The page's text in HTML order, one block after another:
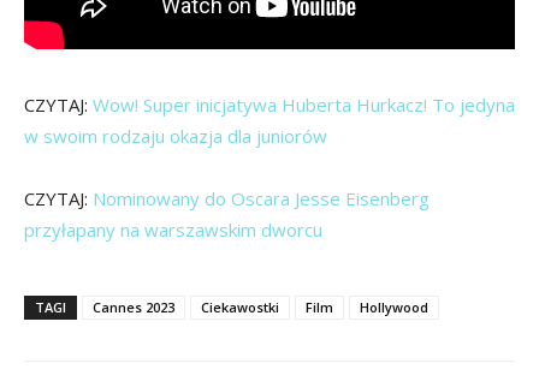
CZYTAJ: Wow! Super inicjatywa Huberta Hurkacz! To jedyna
w swoim rodzaju okazja dla juniorów
CZYTAJ: Nominowany do Oscara Jesse Eisenberg
przyłapany na warszawskim dworcu
TAGI Cannes 2023 Ciekawostki Film Hollywood